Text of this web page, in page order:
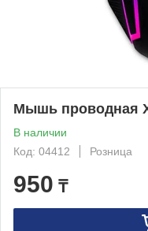
Мышь проводная
В наличии
Код: 04412
Розница
950 ₸